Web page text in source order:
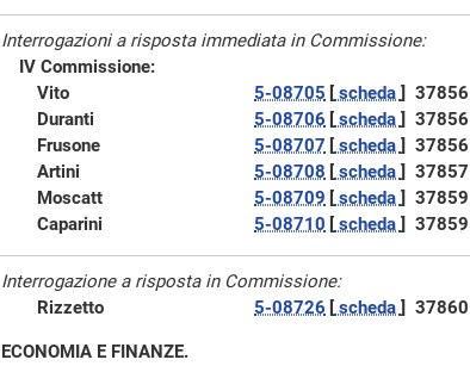
Interrogazioni a risposta immediata in Commissione:
IV Commissione:
Vito
5-08705 [ scheda ] 37856
Duranti
5-08706 [ scheda ] 37856
Frusone
5-08707 [ scheda ] 37856
Artini
5-08708 [ scheda ] 37857
Moscatt
5-08709 [ scheda ] 37859
Caparini
5-08710 [ scheda ] 37859
Interrogazione a risposta in Commissione:
Rizzetto
5-08726 [ scheda ] 37860
ECONOMIA E FINANZE.